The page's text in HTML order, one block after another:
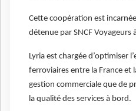
Cette coopération est
détenue par SNCF Voyageurs
Lyria est chargée d’optimiser
ferroviaires entre la France et
gestion commerciale que de
la qualité des services à bord.